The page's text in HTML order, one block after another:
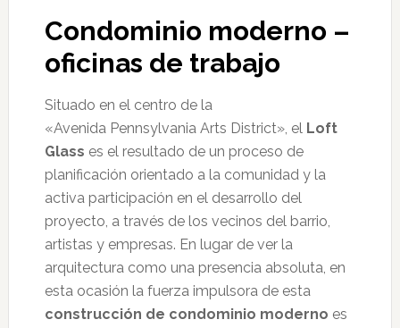
Condominio moderno –
oficinas de trabajo
Situado en el centro de la
«Avenida Pennsylvania Arts District», el Loft
Glass es el resultado de un proceso de
planificación orientado a la comunidad y la
activa participación en el desarrollo del
proyecto, a través de los vecinos del barrio,
artistas y empresas. En lugar de ver la
arquitectura como una presencia absoluta, en
esta ocasión la fuerza impulsora de esta
construcción de condominio moderno es